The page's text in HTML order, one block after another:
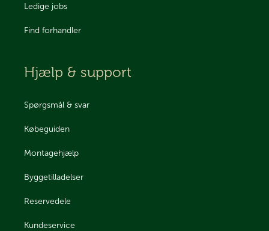
Ledige jobs
Find forhandler
Hjælp & support
Spørgsmål & svar
Købeguiden
Montagehjælp
Byggetilladelser
Reservedele
Kundeservice